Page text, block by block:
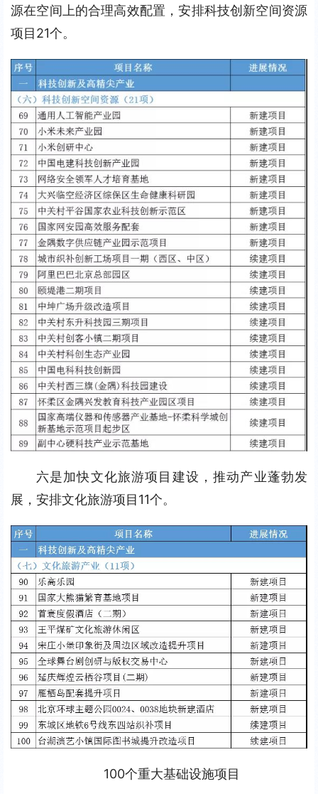
源在空间上的合理高效配置，安排科技创新空间资源
项目21个。
六是加快文化旅游项目建设，推动产业蓬勃发
展，安排文化旅游项目11个。
100个重大基础设施项目